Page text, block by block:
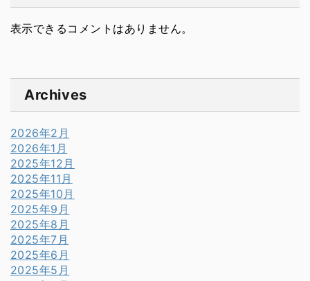
表示できるコメントはありません。
Archives
2026年2月
2026年1月
2025年12月
2025年11月
2025年10月
2025年9月
2025年8月
2025年7月
2025年6月
2025年5月